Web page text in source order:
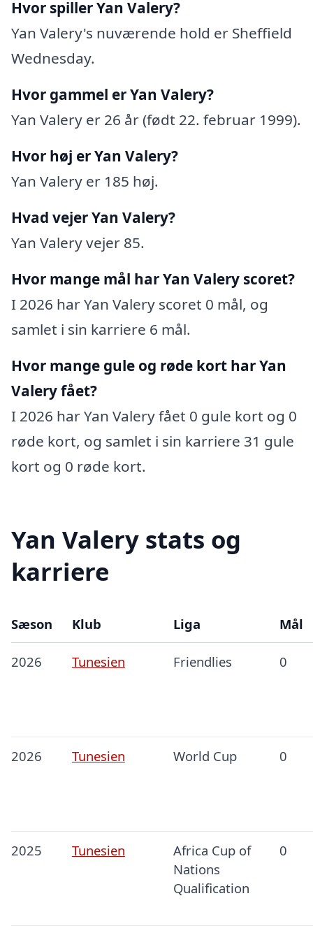
Hvor spiller Yan Valery?
Yan Valery's nuværende hold er Sheffield
Wednesday.
Hvor gammel er Yan Valery?
Yan Valery er 26 år (født 22. februar 1999).
Hvor høj er Yan Valery?
Yan Valery er 185 høj.
Hvad vejer Yan Valery?
Yan Valery vejer 85.
Hvor mange mål har Yan Valery scoret?
I 2026 har Yan Valery scoret 0 mål, og
samlet i sin karriere 6 mål.
Hvor mange gule og røde kort har Yan
Valery fået?
I 2026 har Yan Valery fået 0 gule kort og 0
røde kort, og samlet i sin karriere 31 gule
kort og 0 røde kort.
Yan Valery stats og
karriere
Sæson Klub Liga Mål
2026 Tunesien Friendlies 0
2026 Tunesien World Cup 0
2025 Tunesien
Africa Cup of
Nations
Qualification
0